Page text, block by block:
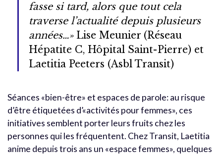
fasse si tard, alors que tout cela
traverse l’actualité depuis plusieurs
années…» Lise Meunier (Réseau
Hépatite C, Hôpital Saint-Pierre) et
Laetitia Peeters (Asbl Transit)
Séances «bien-être» et espaces de parole: au risque
d’être étiquetées d’«activités pour femmes», ces
initiatives semblent porter leurs fruits chez les
personnes qui les fréquentent. Chez Transit, Laetitia
anime depuis trois ans un «espace femmes», quelques